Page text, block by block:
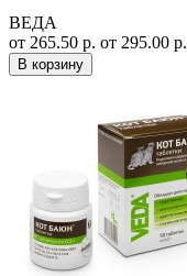
ВЕДА
от 265.50 р. от 295.00 р.
В корзину